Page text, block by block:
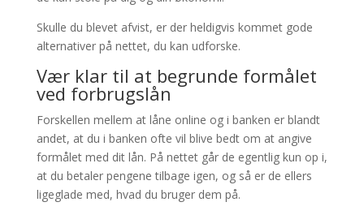
Skulle du blevet afvist, er der heldigvis kommet gode
alternativer på nettet, du kan udforske.
Vær klar til at begrunde formålet
ved forbrugslån
Forskellen mellem at låne online og i banken er blandt
andet, at du i banken ofte vil blive bedt om at angive
formålet med dit lån. På nettet går de egentlig kun op i,
at du betaler pengene tilbage igen, og så er de ellers
ligeglade med, hvad du bruger dem på.